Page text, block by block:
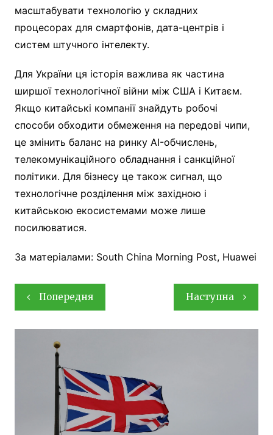
масштабувати технологію у складних
процесорах для смартфонів, дата-центрів і
систем штучного інтелекту.
Для України ця історія важлива як частина
ширшої технологічної війни між США і Китаєм.
Якщо китайські компанії знайдуть робочі
способи обходити обмеження на передові чипи,
це змінить баланс на ринку AI-обчислень,
телекомунікаційного обладнання і санкційної
політики. Для бізнесу це також сигнал, що
технологічне розділення між західною і
китайською екосистемами може лише
посилюватися.
За матеріалами: South China Morning Post, Huawei
Навігація
записів
Попередня Наступна